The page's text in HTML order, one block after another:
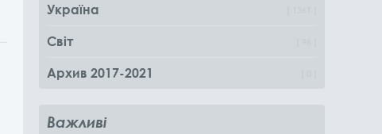
Україна
Світ
Архив 2017-2021
Важливі